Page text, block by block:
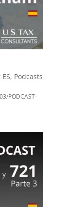
, Podcasts
PODCAST-